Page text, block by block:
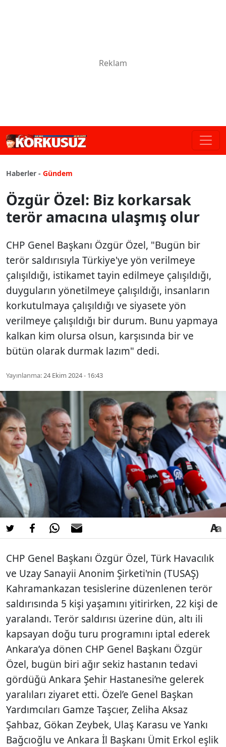
Haberler - Gündem
Özgür Özel: Biz korkarsak
terör amacına ulaşmış olur
CHP Genel Başkanı Özgür Özel, "Bugün bir
terör saldırısıyla Türkiye'ye yön verilmeye
çalışıldığı, istikamet tayin edilmeye çalışıldığı,
duyguların yönetilmeye çalışıldığı, insanların
korkutulmaya çalışıldığı ve siyasete yön
verilmeye çalışıldığı bir durum. Bunu yapmaya
kalkan kim olursa olsun, karşısında bir ve
bütün olarak durmak lazım" dedi.
Yayınlanma:24 Ekim 2024 - 16:43
CHP Genel Başkanı Özgür Özel, Türk Havacılık
ve Uzay Sanayii Anonim Şirketi'nin (TUSAŞ)
Kahramankazan tesislerine düzenlenen terör
saldırısında 5 kişi yaşamını yitirirken, 22 kişi de
yaralandı. Terör saldırısı üzerine dün, altı ili
kapsayan doğu turu programını iptal ederek
Ankara’ya dönen CHP Genel Başkanı Özgür
Özel, bugün biri ağır sekiz hastanın tedavi
gördüğü Ankara Şehir Hastanesi’ne gelerek
yaralıları ziyaret etti. Özel’e Genel Başkan
Yardımcıları Gamze Taşcıer, Zeliha Aksaz
Şahbaz, Gökan Zeybek, Ulaş Karasu ve Yankı
Bağcıoğlu ve Ankara İl Başkanı Ümit Erkol eşlik